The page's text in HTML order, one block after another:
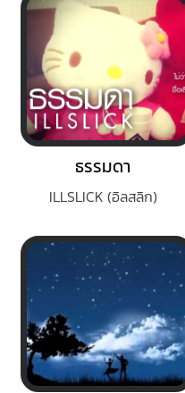
ธรรมดา
ILLSLICK (อิลสลิก)